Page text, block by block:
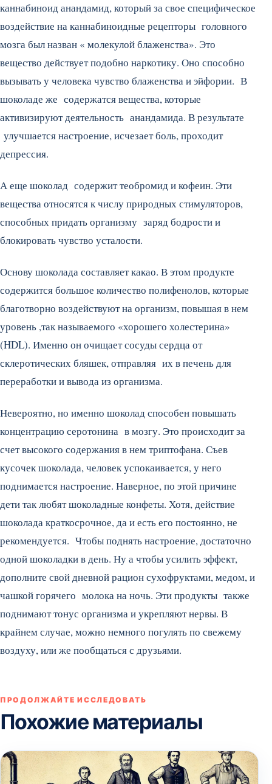
каннабиноид анандамид, который за свое специфическое
воздействие на каннабиноидные рецепторы головного
мозга был назван « молекулой блаженства». Это
вещество действует подобно наркотику. Оно способно
вызывать у человека чувство блаженства и эйфории. В
шоколаде же содержатся вещества, которые
активизируют деятельность анандамида. В результате
улучшается настроение, исчезает боль, проходит
депрессия.
А еще шоколад содержит теобромид и кофеин. Эти
вещества относятся к числу природных стимуляторов,
способных придать организму заряд бодрости и
блокировать чувство усталости.
Основу шоколада составляет какао. В этом продукте
содержится большое количество полифенолов, которые
благотворно воздействуют на организм, повышая в нем
уровень ,так называемого «хорошего холестерина»
(HDL). Именно он очищает сосуды сердца от
склеротических бляшек, отправляя их в печень для
переработки и вывода из организма.
Невероятно, но именно шоколад способен повышать
концентрацию серотонина в мозгу. Это происходит за
счет высокого содержания в нем триптофана. Съев
кусочек шоколада, человек успокаивается, у него
поднимается настроение. Наверное, по этой причине
дети так любят шоколадные конфеты. Хотя, действие
шоколада краткосрочное, да и есть его постоянно, не
рекомендуется. Чтобы поднять настроение, достаточно
одной шоколадки в день. Ну а чтобы усилить эффект,
дополните свой дневной рацион сухофруктами, медом, и
чашкой горячего молока на ночь. Эти продукты также
поднимают тонус организма и укрепляют нервы. В
крайнем случае, можно немного погулять по свежему
воздуху, или же пообщаться с друзьями.
ПРОДОЛЖАЙТЕ ИССЛЕДОВАТЬ
Похожие материалы